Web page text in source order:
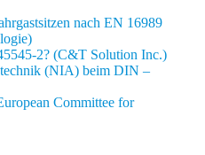
nach EN 16989
2? (C&T Solution Inc.)
(NIA) beim DIN –
Committee for